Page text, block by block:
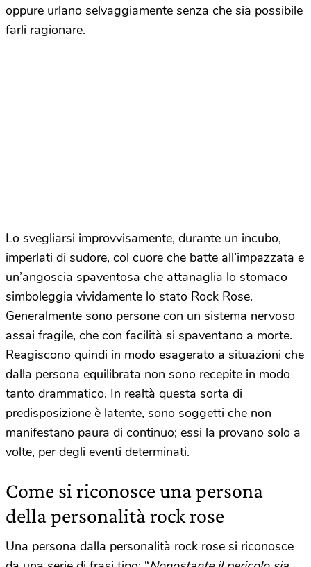
oppure urlano selvaggiamente senza che sia possibile
farli ragionare.
Lo svegliarsi improvvisamente, durante un incubo,
imperlati di sudore, col cuore che batte all’impazzata e
un’angoscia spaventosa che attanaglia lo stomaco
simboleggia vividamente lo stato Rock Rose.
Generalmente sono persone con un sistema nervoso
assai fragile, che con facilità si spaventano a morte.
Reagiscono quindi in modo esagerato a situazioni che
dalla persona equilibrata non sono recepite in modo
tanto drammatico. In realtà questa sorta di
predisposizione è latente, sono soggetti che non
manifestano paura di continuo; essi la provano solo a
volte, per degli eventi determinati.
Come si riconosce una persona
della personalità rock rose
Una persona dalla personalità rock rose si riconosce